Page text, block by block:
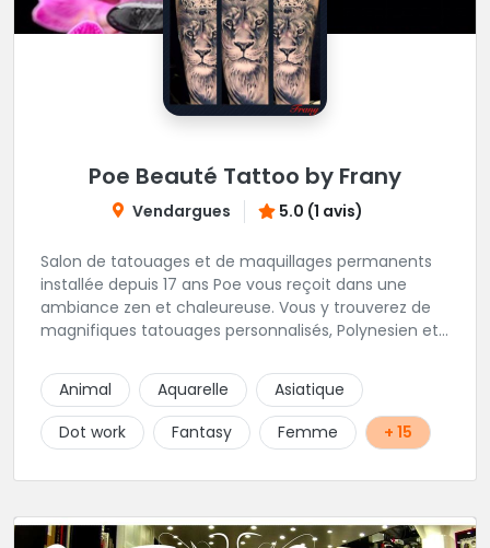
Poe Beauté Tattoo by Frany
Vendargues 5.0 (1 avis)
Salon de tatouages et de maquillages permanents
installée depuis 17 ans Poe vous reçoit dans une
ambiance zen et chaleureuse. Vous y trouverez de
magnifiques tatouages personnalisés, Polynesien et
permanents/artistiques ainsi que des prestations de
Piercings.
Animal Aquarelle
Asiatique
Dot work
Fantasy Femme + 15